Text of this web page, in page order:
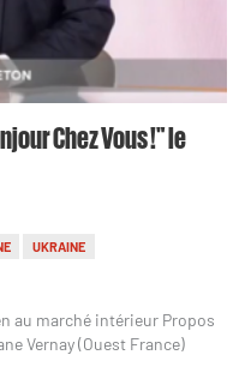
Chez Vous !" le
UKRAINE
au marché intérieur Propos
Vernay (Ouest France)